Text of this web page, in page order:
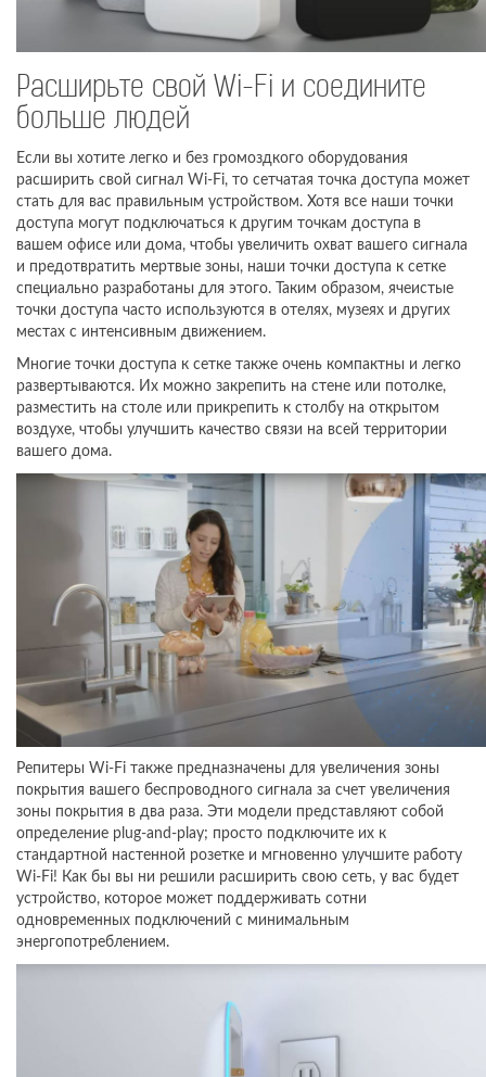
Расширьте свой Wi-Fi и соедините
больше людей
Если вы хотите легко и без громоздкого оборудования
расширить свой сигнал Wi-Fi, то сетчатая точка доступа может
стать для вас правильным устройством. Хотя все наши точки
доступа могут подключаться к другим точкам доступа в
вашем офисе или дома, чтобы увеличить охват вашего сигнала
и предотвратить мертвые зоны, наши точки доступа к сетке
специально разработаны для этого. Таким образом, ячеистые
точки доступа часто используются в отелях, музеях и других
местах с интенсивным движением.
Многие точки доступа к сетке также очень компактны и легко
развертываются. Их можно закрепить на стене или потолке,
разместить на столе или прикрепить к столбу на открытом
воздухе, чтобы улучшить качество связи на всей территории
вашего дома.
Репитеры Wi-Fi также предназначены для увеличения зоны
покрытия вашего беспроводного сигнала за счет увеличения
зоны покрытия в два раза. Эти модели представляют собой
определение plug-and-play; просто подключите их к
стандартной настенной розетке и мгновенно улучшите работу
Wi-Fi! Как бы вы ни решили расширить свою сеть, у вас будет
устройство, которое может поддерживать сотни
одновременных подключений с минимальным
энергопотреблением.